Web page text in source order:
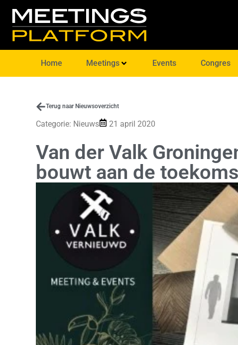
Home Meetings Events Congres
Terug naar Nieuwsoverzicht
Categorie: Nieuws 21 april 2020
Van der Valk
bouwt aan de